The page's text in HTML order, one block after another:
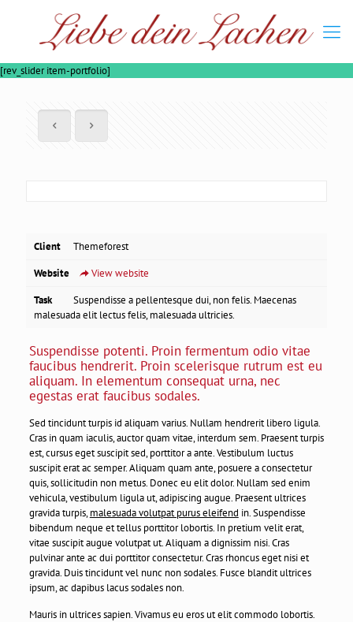
[rev_slider item-portfolio]
Client
Themeforest
Website
View website
Task
Suspendisse a pellentesque dui, non felis. Maecenas
malesuada elit lectus felis, malesuada ultricies.
Suspendisse potenti. Proin fermentum odio vitae
faucibus hendrerit. Proin scelerisque rutrum est eu
aliquam. In elementum consequat urna, nec
egestas erat faucibus sodales.
Sed tincidunt turpis id aliquam varius. Nullam hendrerit libero ligula.
Cras in quam iaculis, auctor quam vitae, interdum sem. Praesent turpis
est, cursus eget suscipit sed, porttitor a ante. Vestibulum luctus
suscipit erat ac semper. Aliquam quam ante, posuere a consectetur
quis, sollicitudin non metus. Donec eu elit dolor. Nullam sed enim
vehicula, vestibulum ligula ut, adipiscing augue. Praesent ultrices
gravida turpis,malesuada volutpat purus eleifend in. Suspendisse
bibendum neque et tellus porttitor lobortis. In pretium velit erat,
vitae suscipit augue volutpat ut. Aliquam a dignissim nisi. Cras
pulvinar ante ac dui porttitor consectetur. Cras rhoncus eget nisi et
gravida. Duis tincidunt vel nunc non sodales. Fusce blandit ultrices
ipsum, ac dapibus lacus sodales non.
Mauris in ultrices sapien. Vivamus eu eros ut elit commodo lobortis.